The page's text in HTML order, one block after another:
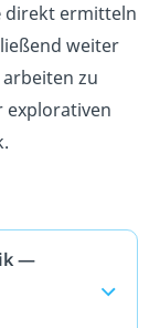
direkt ermitteln
weiter
zu
explorativen
—